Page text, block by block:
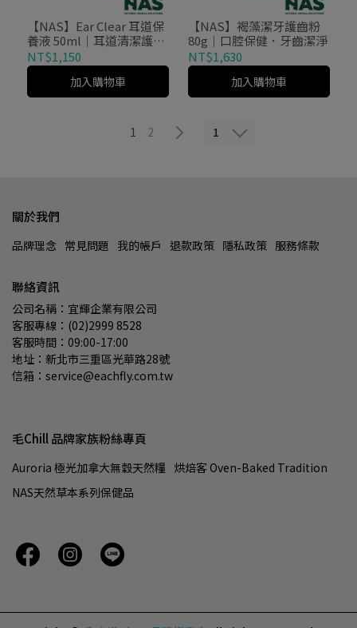
【NAS】Ear Clear 耳道保
養液 50ml｜耳道清潔護
理・日常保養
NT$1,150
加入購物車
【NAS】褐藻潔牙護齒粉
80g｜口腔保健．牙齒潔淨
NT$1,630
加入購物車
1 2 1
關於我們
品牌理念 常見問題 我的帳戶 退款政策 隱私政策 服務條款
聯絡資訊
公司名稱：宜輝企業有限公司
客服專線：(02)2999 8528
客服時間：09:00-17:00
地址：新北市三重區光華路28號
信箱：service@eachfly.com.tw
毛Chill 品牌家族粉絲專頁
Auroria 極光加拿大無穀天然糧 烘焙客 Oven-Baked Tradition
NAS天然草本系列保健品